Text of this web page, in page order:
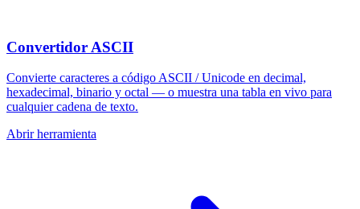
Convertidor ASCII
Convierte caracteres a código ASCII / Unicode en decimal,
hexadecimal, binario y octal — o muestra una tabla en vivo para
cualquier cadena de texto.
Abrir herramienta